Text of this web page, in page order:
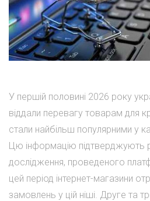
У першій половині 2026 року
віддали перевагу товарам для
стали найбільш популярними у
Цю інформацію підтверджують
дослідження, проведеного
цей період інтернет-магазини
замовлень у цій ніші. Друге та